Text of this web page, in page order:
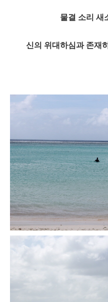
물결 소리 새
신의 위대하심과 존재